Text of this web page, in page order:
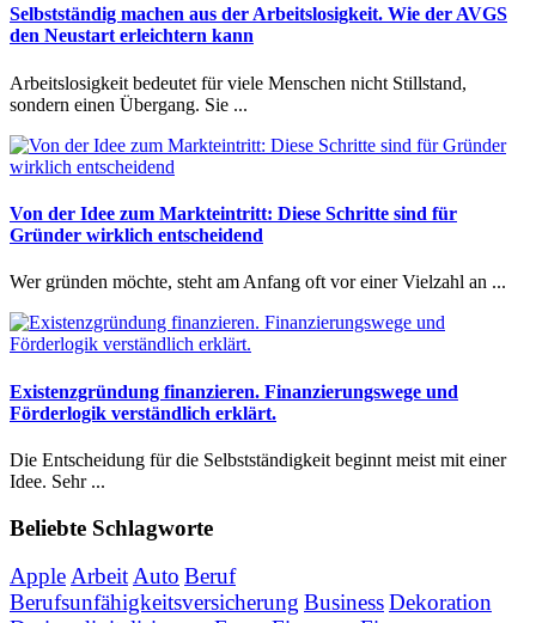
Selbstständig machen aus der Arbeitslosigkeit. Wie der AVGS
den Neustart erleichtern kann
Arbeitslosigkeit bedeutet für viele Menschen nicht Stillstand,
sondern einen Übergang. Sie ...
Von der Idee zum Markteintritt: Diese Schritte sind für
Gründer wirklich entscheidend
Wer gründen möchte, steht am Anfang oft vor einer Vielzahl an ...
Existenzgründung finanzieren. Finanzierungswege und
Förderlogik verständlich erklärt.
Die Entscheidung für die Selbstständigkeit beginnt meist mit einer
Idee. Sehr ...
Beliebte Schlagworte
AppleArbeitAuto Beruf
Berufsunfähigkeitsversicherung BusinessDekoration